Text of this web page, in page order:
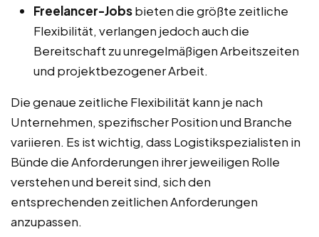
Freelancer-Jobsbieten die größte zeitliche
Flexibilität, verlangen jedoch auch die
Bereitschaft zu unregelmäßigen Arbeitszeiten
und projektbezogener Arbeit.
Die genaue zeitliche Flexibilität kann je nach
Unternehmen, spezifischer Position und Branche
variieren. Es ist wichtig, dass Logistikspezialisten in
Bünde die Anforderungen ihrer jeweiligen Rolle
verstehen und bereit sind, sich den
entsprechenden zeitlichen Anforderungen
anzupassen.